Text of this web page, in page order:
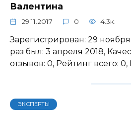
Валентина
29.11.2017 0 4.3к.
Зарегистрирован: 29
раз был: 3 апреля 2018,
отзывов: 0, Рейтинг всего:
ЭКСПЕРТЫ